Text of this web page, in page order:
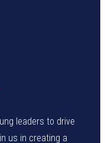
leaders to drive
us in creating a